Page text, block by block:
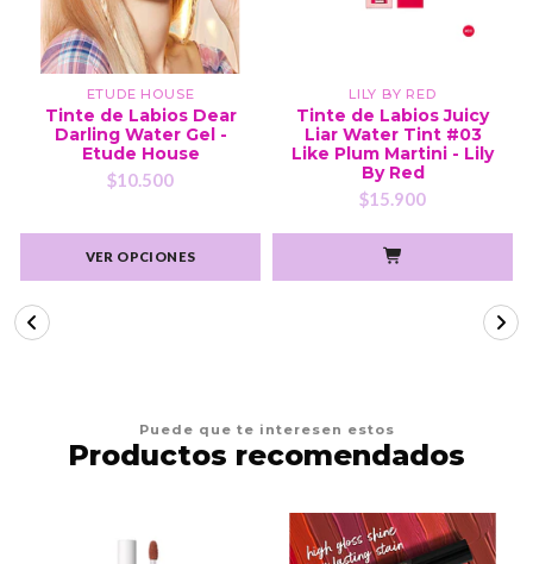
ETUDE HOUSE
Tinte de Labios Dear
Darling Water Gel -
Etude House
$10.500
VER OPCIONES
LILY BY RED
Tinte de Labios Juicy
Liar Water Tint #03
Like Plum Martini - Lily
By Red
$15.900
Puede que te interesen estos
Productos recomendados